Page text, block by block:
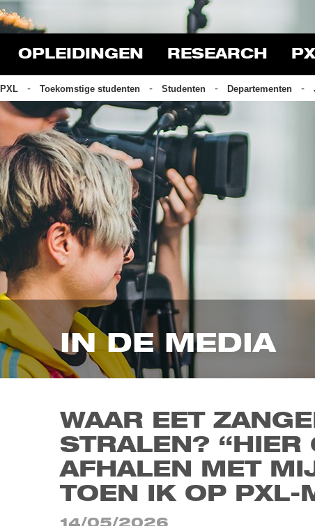
OPLEIDINGEN RESEARCH
Toekomstige studenten Studenten Departementen
IN DE MEDIA
WAAR EET
STRALEN? “HIER
AFHALEN MET
TOEN IK OP PXL-
14/05/2026